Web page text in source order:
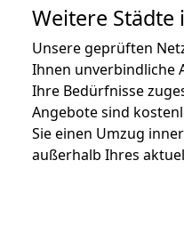
Weitere
Unsere geprüften
Ihnen unverbindliche
Ihre Bedürfnisse
Angebote sind
Sie einen Umzug
außerhalb Ihres